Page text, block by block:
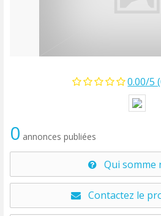
0.00/5
0 annonces publiées
Qui somme
Contactez le